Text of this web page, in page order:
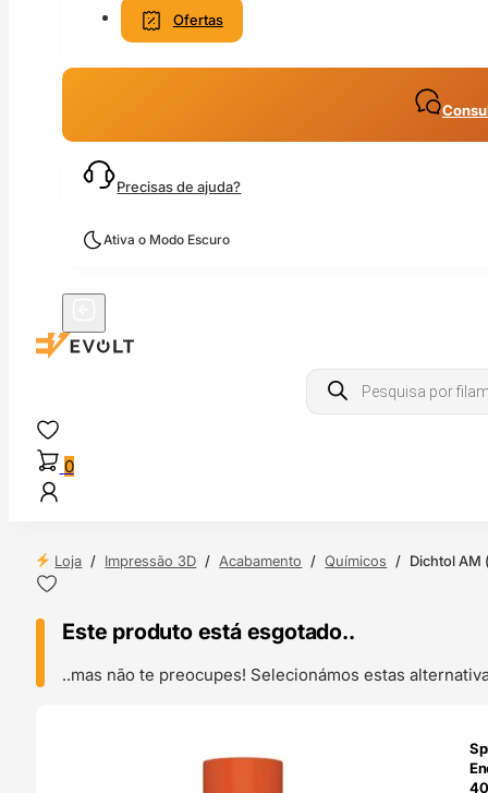
Ofertas
Precisas de ajuda?
Ativa o Modo Escuro
Products
search
0
Loja / Impressão 3D / Acabamento / Químicos / Dichtol AM
Este produto está esgotado..
..mas não te preocupes! Selecionámos estas